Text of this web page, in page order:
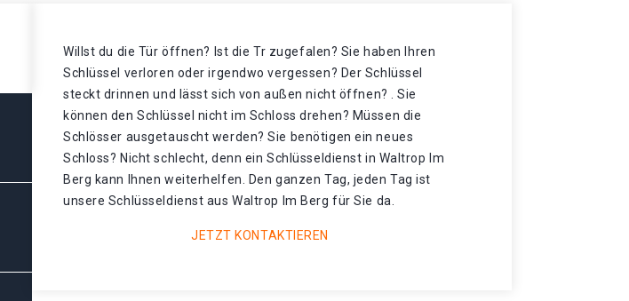
Willst du die Tür öffnen? Ist die Tr zugefalen? Sie haben Ihren
Schlüssel verloren oder irgendwo vergessen? Der Schlüssel
steckt drinnen und lässt sich von außen nicht öffnen? . Sie
können den Schlüssel nicht im Schloss drehen? Müssen die
Schlösser ausgetauscht werden? Sie benötigen ein neues
Schloss? Nicht schlecht, denn ein Schlüsseldienst in Waltrop Im
Berg kann Ihnen weiterhelfen. Den ganzen Tag, jeden Tag ist
unsere Schlüsseldienst aus Waltrop Im Berg für Sie da.
JETZT KONTAKTIEREN